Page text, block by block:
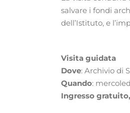
salvare i fondi
dell’Istituto, e
Visita guidata
Dove: Archivio di
Quando:
Ingresso gratuito,